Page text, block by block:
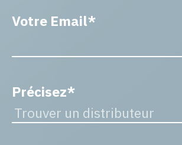
Votre Email*
Précisez*